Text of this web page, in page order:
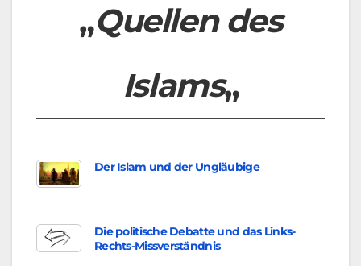
„Quellen des
Islams„
Der Islam und der Ungläubige
Die politische Debatte und das Links-
Rechts-Missverständnis